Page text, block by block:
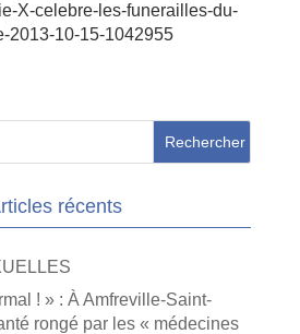
X-celebre-les-funerailles-du-
2013-10-15-1042955
récents
! » : À Amfreville-Saint-
rongé par les « médecines